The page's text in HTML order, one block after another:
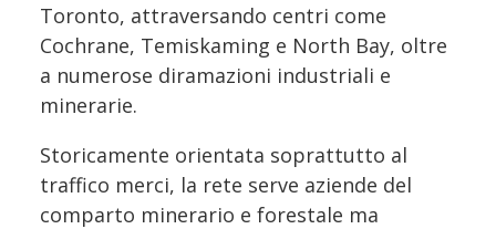
Toronto, attraversando centri come
Cochrane, Temiskaming e North Bay, oltre
a numerose diramazioni industriali e
minerarie.
Storicamente orientata soprattutto al
traffico merci, la rete serve aziende del
comparto minerario e forestale ma